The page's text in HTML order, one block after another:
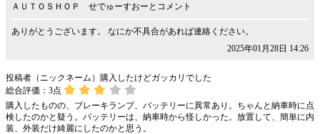
ＡＵＴＯＳＨＯＰ せでゅーすおーとコメント
ありがとうございます。 なにか不具合があれば連絡ください。
2025年01月28日 14:26
投稿者（ニックネーム）購入したけどガッカリでした
総合評価： 3点
購入したものの、ブレーキランプ、バッテリーに異常あり。ちゃんと納車時に点
検したのかと疑う。バッテリーは、納車時から怪しかった。放置して、簡単に内
装、外装だけ綺麗にしたのかと思う。